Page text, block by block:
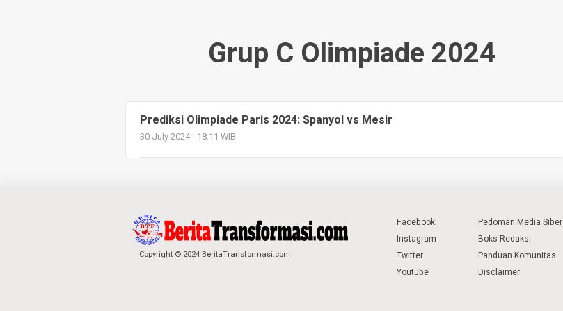
Grup C Olimpiade 2024
Prediksi Olimpiade Paris 2024: Spanyol vs Mesir
30 July 2024 - 18:11 WIB
Copyright © 2024 BeritaTransformasi.com
Facebook
Instagram
Twitter
Youtube
Pedoman Media Siber
Boks Redaksi
Panduan Komunitas
Disclaimer